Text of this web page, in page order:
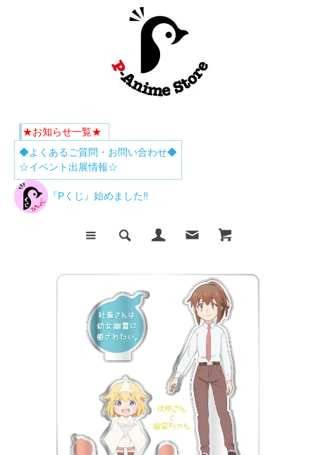
★お知らせ一覧★
◆よくあるご質問・お問い合わせ◆
☆イベント出展情報☆
『Pくじ』始めました‼